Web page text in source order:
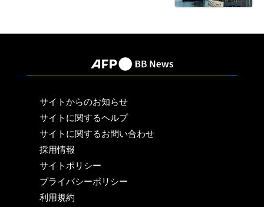
サイトからのお知らせ
サイトに関するヘルプ
サイトに関するお問い合わせ
採用情報
サイトポリシー
プライバシーポリシー
利用規約